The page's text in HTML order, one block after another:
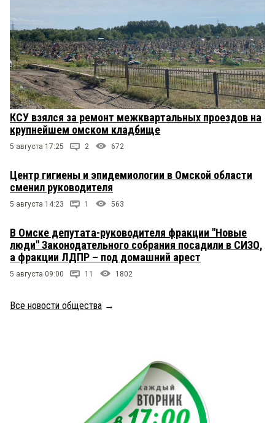
КСУ взялся за ремонт межквартальных проездов на
крупнейшем омском кладбище
5 августа 17:25 2 672
Центр гигиены и эпидемиологии в Омской области
сменил руководителя
5 августа 14:23 1 563
В Омске депутата-руководителя фракции "Новые
люди" Законодательного собрания посадили в СИЗО,
а фракции ЛДПР – под домашний арест
5 августа 09:00 11 1802
Все новости общества →